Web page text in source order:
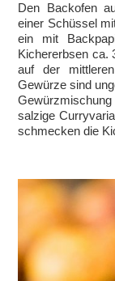
Den Backofen
einer Schüssel
ein mit
Kichererbsen ca.
auf der
Gewürze sind
salzige
schmecken die